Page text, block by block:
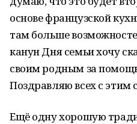
основе французской
там больше
канун Дня семьи хочу
своим родным за
Поздравляю всех с
Ещё одну хорошую